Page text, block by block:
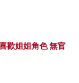
歡姐姐角色 無官